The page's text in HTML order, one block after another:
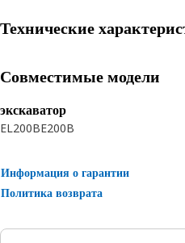
Технические
Совместимые модели
экскаватор
EL200BE200B
Информация о гарантии
Политика возврата